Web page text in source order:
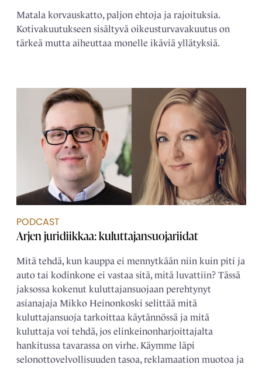
Matala korvauskatto, paljon ehtoja ja rajoituksia.
Kotivakuutukseen sisältyvä oikeusturvavakuutus on
tärkeä mutta aiheuttaa monelle ikäviä yllätyksiä.
PODCAST
Arjen juridiikkaa: kuluttajansuojariidat
Mitä tehdä, kun kauppa ei mennytkään niin kuin piti ja
auto tai kodinkone ei vastaa sitä, mitä luvattiin? Tässä
jaksossa kokenut kuluttajansuojaan perehtynyt
asianajaja Mikko Heinonkoski selittää mitä
kuluttajansuoja tarkoittaa käytännössä ja mitä
kuluttaja voi tehdä, jos elinkeinonharjoittajalta
hankitussa tavarassa on virhe. Käymme läpi
selonottovelvollisuuden tasoa, reklamaation muotoa ja